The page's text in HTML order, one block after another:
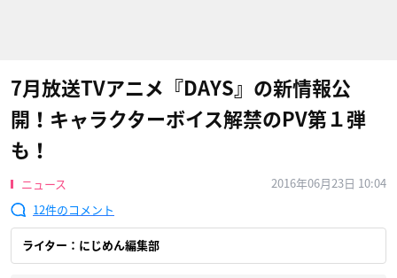
7月放送TVアニメ『DAYS』の新情報公
開！キャラクターボイス解禁のPV第１弾
も！
ニュース
2016年06月23日 10:04
12
ライター：にじめん編集部